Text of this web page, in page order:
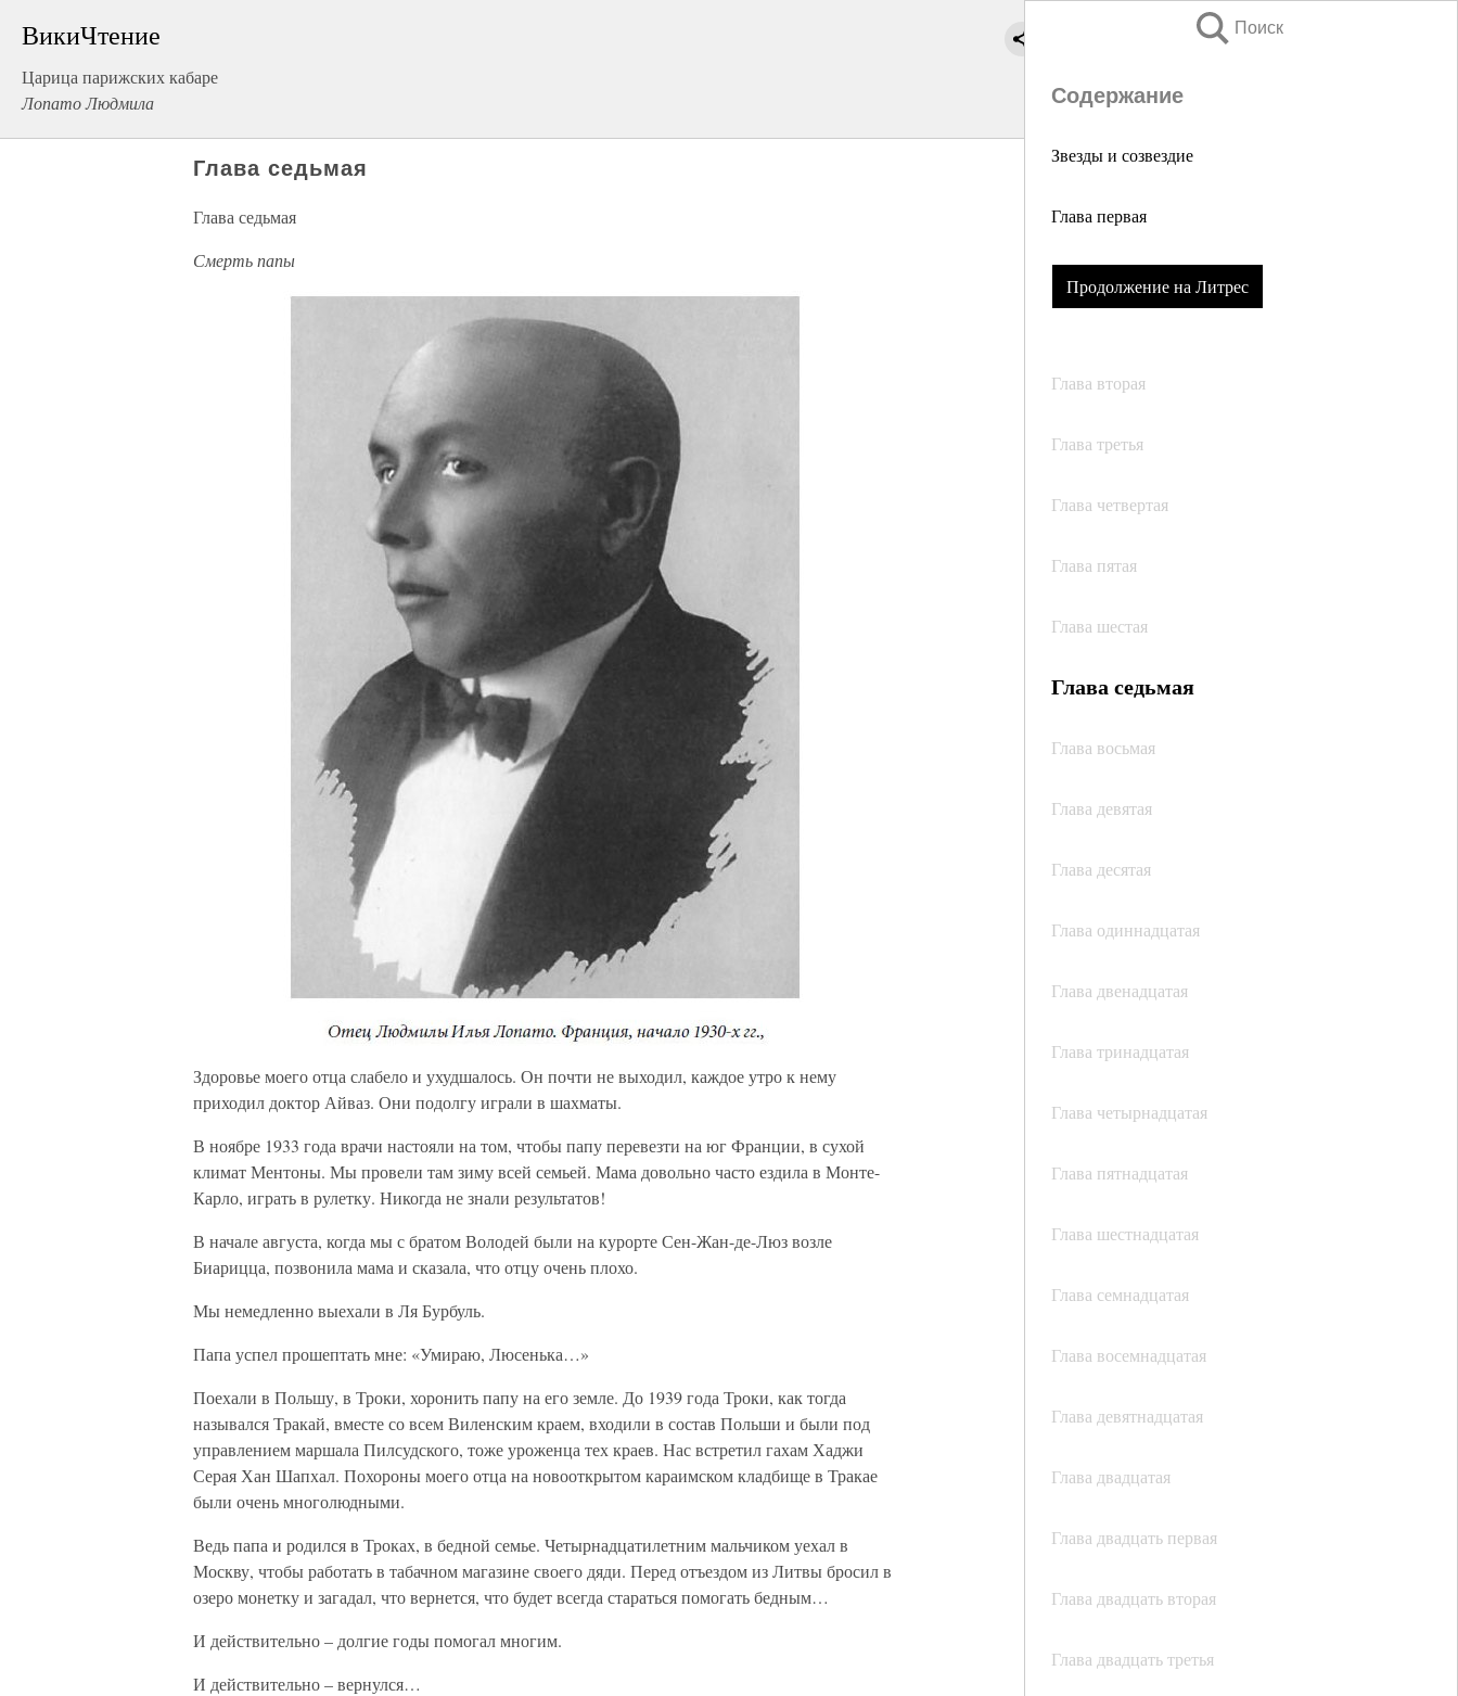
ВикиЧтение
Царица парижских кабаре
Лопато Людмила
Поиск
Содержание
Звезды и созвездие
Глава первая
Продолжение на Литрес
Глава вторая
Глава третья
Глава четвертая
Глава пятая
Глава шестая
Глава седьмая
Глава восьмая
Глава девятая
Глава десятая
Глава одиннадцатая
Глава двенадцатая
Глава тринадцатая
Глава четырнадцатая
Глава пятнадцатая
Глава шестнадцатая
Глава семнадцатая
Глава восемнадцатая
Глава девятнадцатая
Глава двадцатая
Глава двадцать первая
Глава двадцать вторая
Глава двадцать третья
Глава седьмая
Глава седьмая
Смерть папы
Здоровье моего отца слабело и ухудшалось. Он почти не выходил, каждое утро к нему
приходил доктор Айваз. Они подолгу играли в шахматы.
В ноябре 1933 года врачи настояли на том, чтобы папу перевезти на юг Франции, в сухой
климат Ментоны. Мы провели там зиму всей семьей. Мама довольно часто ездила в Монте-
Карло, играть в рулетку. Никогда не знали результатов!
В начале августа, когда мы с братом Володей были на курорте Сен-Жан-де-Люз возле
Биарицца, позвонила мама и сказала, что отцу очень плохо.
Мы немедленно выехали в Ля Бурбуль.
Папа успел прошептать мне: «Умираю, Люсенька…»
Поехали в Польшу, в Троки, хоронить папу на его земле. До 1939 года Троки, как тогда
назывался Тракай, вместе со всем Виленским краем, входили в состав Польши и были под
управлением маршала Пилсудского, тоже уроженца тех краев. Нас встретил гахам Хаджи
Серая Хан Шапхал. Похороны моего отца на новооткрытом караимском кладбище в Тракае
были очень многолюдными.
Ведь папа и родился в Троках, в бедной семье. Четырнадцатилетним мальчиком уехал в
Москву, чтобы работать в табачном магазине своего дяди. Перед отъездом из Литвы бросил в
озеро монетку и загадал, что вернется, что будет всегда стараться помогать бедным…
И действительно – долгие годы помогал многим.
И действительно – вернулся…